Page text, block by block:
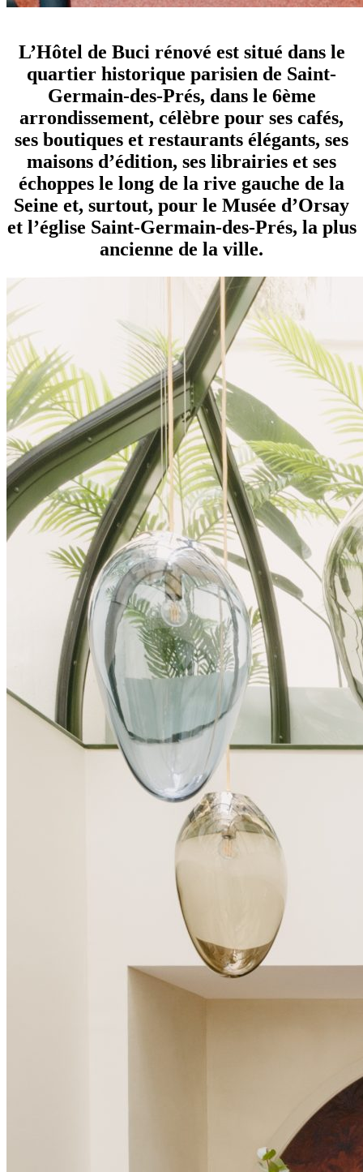
L’Hôtel de Buci rénové est situé dans le
quartier historique parisien de Saint-
Germain-des-Prés, dans le 6ème
arrondissement, célèbre pour ses cafés,
ses boutiques et restaurants élégants, ses
maisons d’édition, ses librairies et ses
échoppes le long de la rive gauche de la
Seine et, surtout, pour le Musée d’Orsay
et l’église Saint-Germain-des-Prés, la plus
ancienne de la ville.